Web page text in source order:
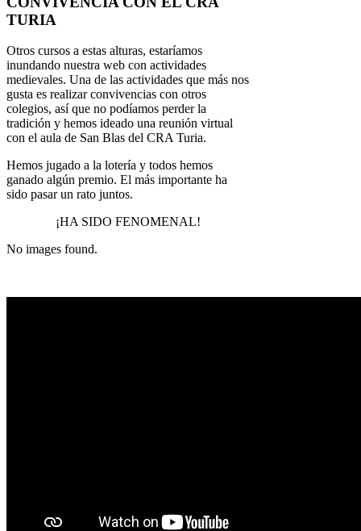
TURIA
Otros cursos a estas alturas, estaríamos
inundando nuestra web con actividades
medievales. Una de las actividades que más nos
gusta es realizar convivencias con otros
colegios, así que no podíamos perder la
tradición y hemos ideado una reunión virtual
con el aula de San Blas del CRA Turia.
Hemos jugado a la lotería y todos hemos
ganado algún premio. El más importante ha
sido pasar un rato juntos.
¡HA SIDO FENOMENAL!
No images found.